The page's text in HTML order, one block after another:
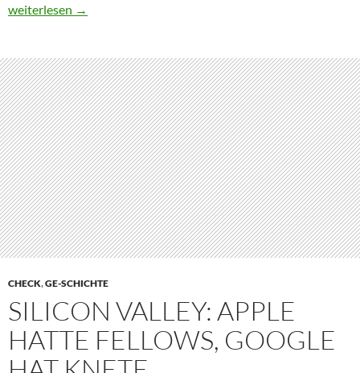
Die Digitalisierung der Nordsee-Inseln – war da was?
weiterlesen →
CHECK,GE-SCHICHTE
SILICON VALLEY: APPLE
HATTE FELLOWS, GOOGLE